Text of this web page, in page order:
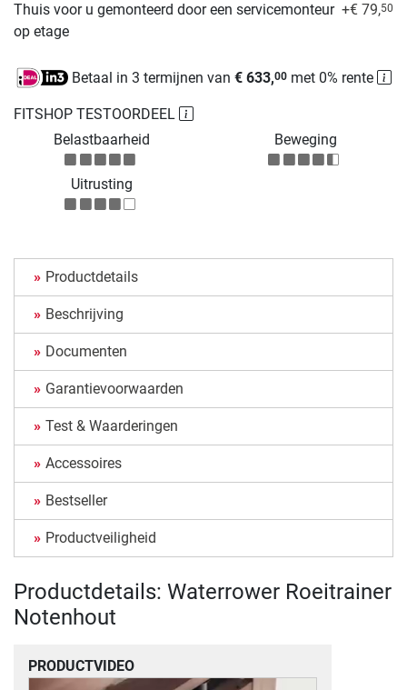
FITSHOP TESTOORDEEL
Belastbaarheid
Beweging
Uitrusting
Thuis voor u gemonteerd door een servicemonteur
op etage
+€ 79,50
Betaal in 3 termijnen van € 633,00 met 0% rente
Productdetails
Beschrijving
Documenten
Garantievoorwaarden
Test & Waarderingen
Accessoires
Bestseller
Productveiligheid
Productdetails: Waterrower Roeitrainer
Notenhout
PRODUCTVIDEO